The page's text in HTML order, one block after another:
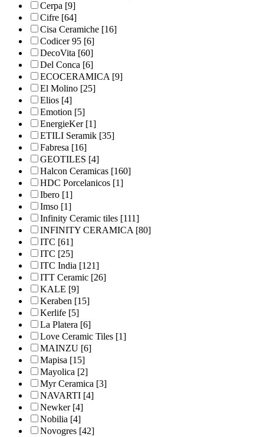
Cerpa [9]
Cifre [64]
Cisa Ceramiche [16]
Codicer 95 [6]
DecoVita [60]
Del Conca [6]
ECOCERAMICA[9]
El Molino [25]
Elios [4]
Emotion [5]
EnergieKer[1]
ETILI Seramik [35]
Fabresa [16]
GEOTILES [4]
Halcon Ceramicas [160]
HDC Porcelanicos [1]
Ibero [1]
Imso [1]
Infinity Ceramic tiles [111]
INFINITY CERAMICA[80]
ITC [61]
ITC [25]
ITC India [121]
ITT Ceramic [26]
KALE [9]
Keraben [15]
Kerlife [5]
La Platera [6]
Love Ceramic Tiles [1]
MAINZU [6]
Mapisa [15]
Mayolica [2]
Myr Ceramica [3]
NAVARTI [4]
Newker[4]
Nobilia [4]
Novogres [42]